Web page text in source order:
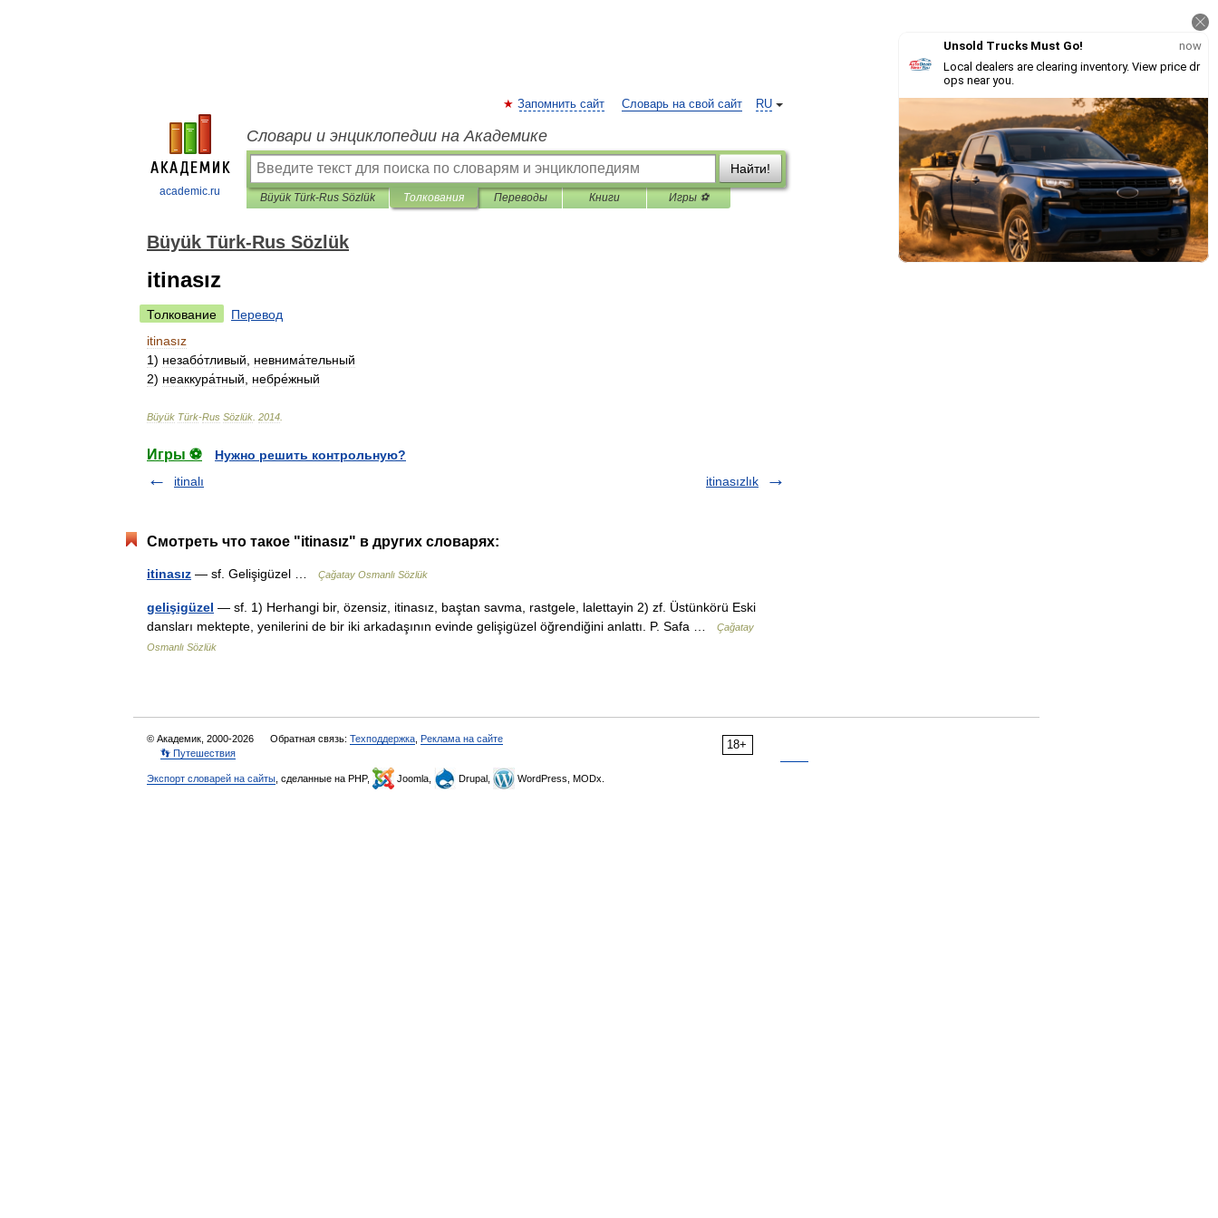
academic.ru
RU
Запомнить сайт Словарь на свой сайт
Словари и энциклопедии на Академике
Найти!
Büyük Türk-Rus Sözlük Толкования Переводы Книги Игры ⚽
Büyük Türk-Rus Sözlük
itinasız
Толкование
Перевод
itinasız
1) незабо́тливый
невнима́тельный
2) неаккура́тный небре́жный
Büyük Türk-Rus Sözlük 2014
Игры ⚽
Нужно решить контрольную?
itinalı
itinasızlık
Смотреть что такое "itinasız" в других словарях:
itinasız — sf. Gelişigüzel … Çağatay Osmanlı Sözlük
gelişigüzel — sf. 1) Herhangi bir, özensiz, itinasız, baştan savma, rastgele, lalettayin 2) zf. Üstünkörü Eski
dansları mektepte, yenilerini de bir iki arkadaşının evinde gelişigüzel öğrendiğini anlattı. P. Safa …
Çağatay
Osmanlı Sözlük
18+
© Академик, 2000-2026 Обратная связь: Техподдержка Реклама на сайте
👣 Путешествия
Экспорт словарей на сайты , сделанные на PHP, Joomla, Drupal, WordPress, MODx.